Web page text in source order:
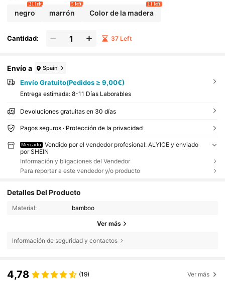
negro
21 left
marrón
5 left
Color de la madera
11 left
Cantidad: 37 Left
Envío a Spain
Envío Gratuito(Pedidos ≥ 9,00€)
Entrega estimada: 8-11 Días Laborables
Devoluciones gratuitas en 30 días
Pagos seguros · Protección de la privacidad
Mercado
Vendido por el vendedor profesional: ALYICE y enviado
por SHEIN
Información y bligaciones del Vendedor
Para reportar a este vendedor y/o producto
Detalles Del Producto
Material: bamboo
Ver más
Información de seguridad y contactos
4,78 (19) Ver más